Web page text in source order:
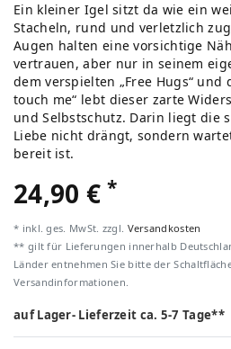
Ein kleiner Igel sitzt da wie ein
Stacheln, rund und verletzlich
Augen halten eine vorsichtige
vertrauen, aber nur in seinem
dem verspielten „Free Hugs“ und
touch me“ lebt dieser zarte
und Selbstschutz. Darin liegt die
Liebe nicht drängt, sondern
bereit ist.
24,90 €*
* inkl. ges. MwSt. zzgl. Versandkosten
** gilt für Lieferungen innerhalb
Länder entnehmen Sie bitte der
Versandinformationen.
auf Lager- Lieferzeit ca. 5-7 Tage**